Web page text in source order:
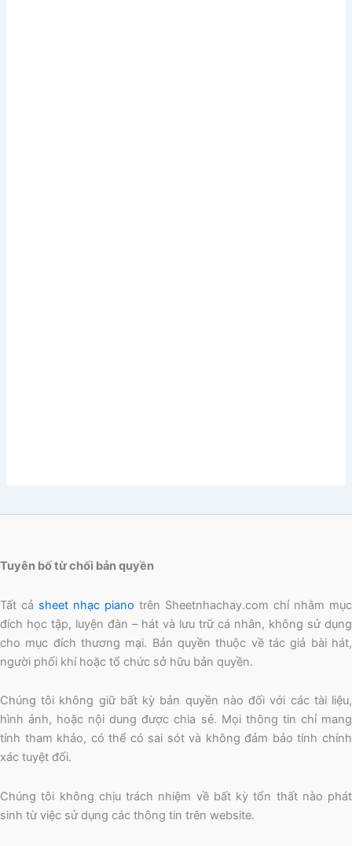
Tuyên bố từ chối bản quyền
Tất cả sheet nhạc piano trên Sheetnhachay.com chỉ nhằm mục
đích học tập, luyện đàn – hát và lưu trữ cá nhân, không sử dụng
cho mục đích thương mại. Bản quyền thuộc về tác giả bài hát,
người phối khí hoặc tổ chức sở hữu bản quyền.
Chúng tôi không giữ bất kỳ bản quyền nào đối với các tài liệu,
hình ảnh, hoặc nội dung được chia sẻ. Mọi thông tin chỉ mang
tính tham khảo, có thể có sai sót và không đảm bảo tính chính
xác tuyệt đối.
Chúng tôi không chịu trách nhiệm về bất kỳ tổn thất nào phát
sinh từ việc sử dụng các thông tin trên website.